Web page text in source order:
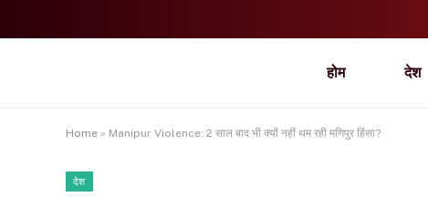
होम देश
Home » Manipur Violence: 2 साल बाद भी क्यों नहीं थम रही मणिपुर हिंसा?
देश